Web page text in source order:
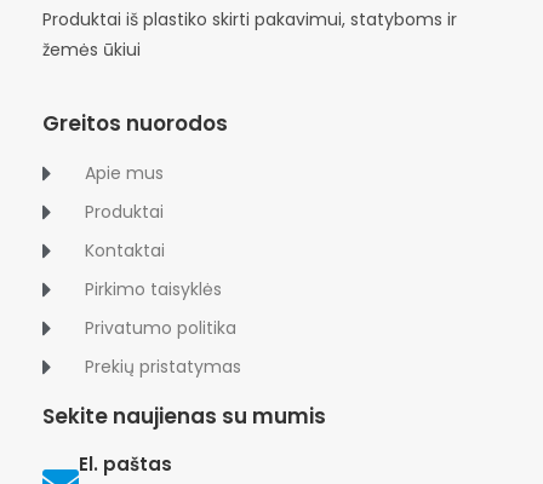
Produktai iš plastiko skirti pakavimui, statyboms ir
žemės ūkiui
Greitos nuorodos
Apie mus
Produktai
Kontaktai
Pirkimo taisyklės
Privatumo politika
Prekių pristatymas
Sekite naujienas su mumis
El. paštas